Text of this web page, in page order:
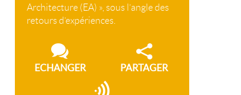
Architecture (EA) », sous l’angle des
retours d’expériences.
ECHANGER PARTAGER